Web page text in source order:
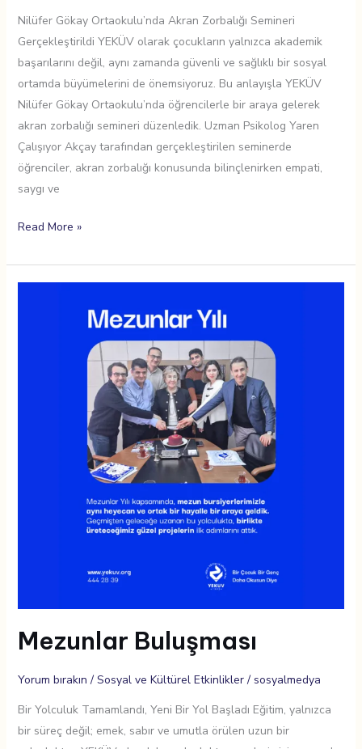
Nilüfer Gökay Ortaokulu’nda Akran Zorbalığı Semineri
Gerçekleştirildi YEKÜV olarak çocukların yalnızca akademik
başarılarını değil, aynı zamanda güvenli ve sağlıklı bir sosyal
ortamda büyümelerini de önemsiyoruz. Bu anlayışla YEKÜV
Nilüfer Gökay Ortaokulu’nda öğrencilerle bir araya gelerek
akran zorbalığı semineri düzenledik. Uzman Psikolog Yaren
Çalışıyor Akçay tarafından gerçekleştirilen seminerde
öğrenciler, akran zorbalığı konusunda bilinçlenirken empati,
saygı ve
Read More »
Mezunlar Buluşması
Yorum bırakın / Sosyal ve Kültürel Etkinlikler/ sosyalmedya
Bir Yolculuk Tamamlandı, Yeni Bir Yol Başladı Eğitim, yalnızca
bir süreç değil; emek, sabır ve umutla örülen uzun bir